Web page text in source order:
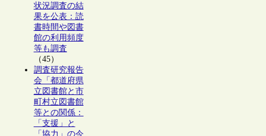
状況調査の結
果を公表：読
書時間や図書
館の利用頻度
等も調査
（45）
調査研究報告
会「都道府県
立図書館と市
町村立図書館
等との関係：
「支援」と
「協力」の今